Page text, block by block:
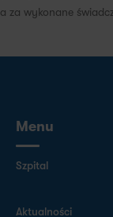
za wykonane
Menu
Szpital
Aktualności